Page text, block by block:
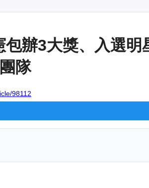
包辦3大獎、入
隊
98112